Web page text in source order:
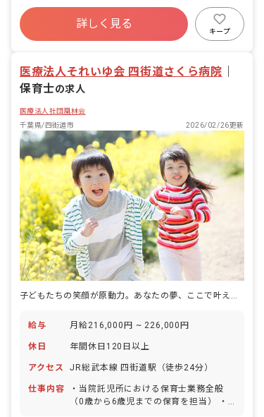
社会保険完備
土日祝休み
退職金制度
昇給昇進あり
産休育休制度
詳しく見る
キープ
医療法人それいゆ会 四街道さくら病院
保育士の求人
医療法人社団凰林会
千葉県/四街道市
2026/02/26更新
給与 月給216,000円 ~ 226,000円
休日 年間休日120日以上
アクセス JR総武本線 四街道駅（徒歩24分）
仕事内容
・当院託児所における保育士業務全般
（0歳から6歳児までの保育を担当） ・